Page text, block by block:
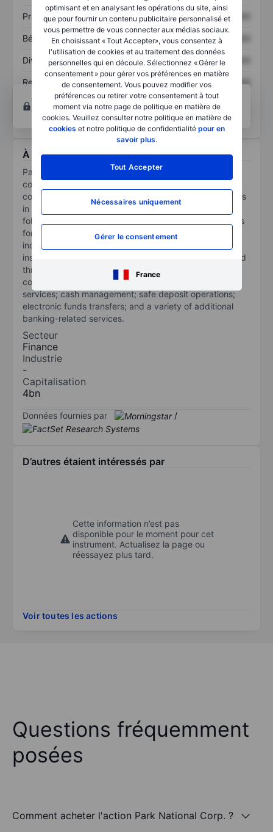
optimisant et en analysant les opérations du site, ainsi
que pour fournir un contenu publicitaire personnalisé et
vous permettre de vous connecter aux médias sociaux.
En choisissant « Tout Accepter», vous consentez à
l'utilisation de cookies et au traitement des données
personnelles qui en découle. Sélectionnez « Gérer le
consentement » pour gérer vos préférences en matière
de consentement. Vous pouvez modifier vos
préférences ou retirer votre consentement à tout
moment via notre page de politique en matière de
cookies. Veuillez consulter notre politique en matière de
cookies et notre politique de confidentialité pour en
savoir plus.
Tout Accepter
Nécessaires uniquement
Gérer le consentement
France
Prix / ventes XXXXXXX XXXXXXX
Bénéfice par action XXXXXXX XXXXXXX
Dividende par action XXXXXXX XXXXXXX
Rendement des
capitaux propres
XXXXXXX
XXXXXXX
Ouvrir un compte pour accéder à d’autres outils
techniques et d’analyses.
À propos Park National Corp.
Park National Corp is a diversified financial services
company based in Newark, Ohio, consisting of 11
community banking divisions with more than 100 offices
in Ohio and Kentucky. The company provides the
following principal services: the acceptance of deposits
for demand, savings and time accounts; commercial,
industrial, consumer and real estate lending, including
installment loans, credit cards (which are largely offered
through a third party), home equity lines of credit and
commercial leasing; trust and wealth management
services; cash management; safe deposit operations;
electronic funds transfers; and a variety of additional
banking-related services.
Secteur
Finance
Industrie
-
Capitalisation
4bn
Données fournies par /
D’autres étaient intéressés par
Cette information n’est pas
disponible pour le moment pour cet
instrument. Actualisez la page ou
réessayez plus tard.
Voir toutes les actions
Questions fréquemment
posées
Comment acheter l'action Park National Corp. ?